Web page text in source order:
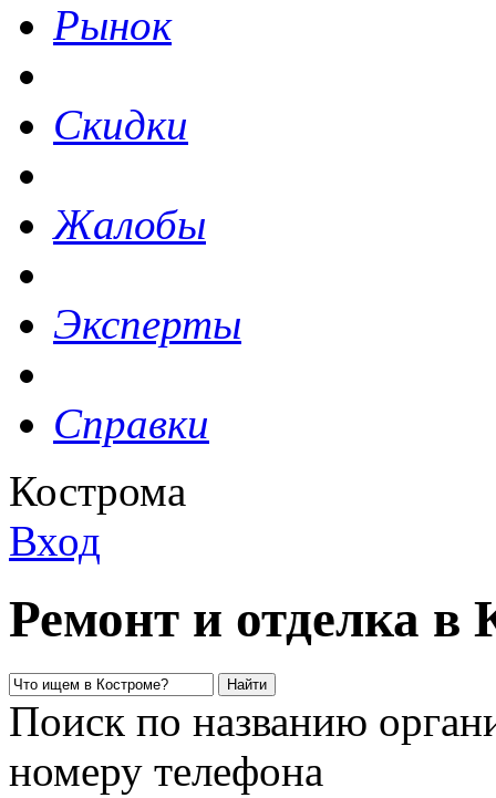
Рынок
Скидки
Жалобы
Эксперты
Справки
Кострома
Вход
Ремонт и отделка в
Поиск по названию
номеру телефона